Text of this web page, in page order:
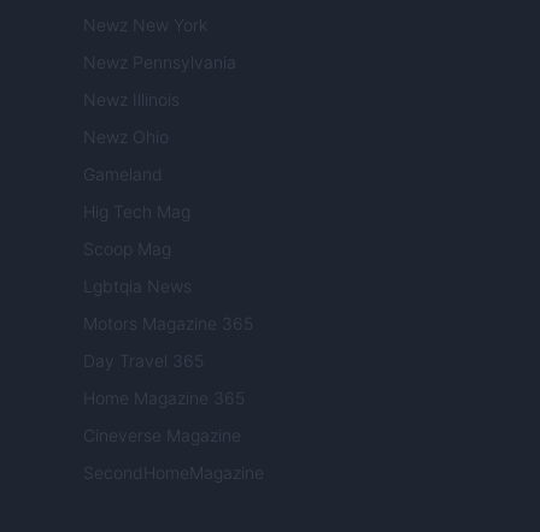
Newz New York
Newz Pennsylvania
Newz Illinois
Newz Ohio
Gameland
Hig Tech Mag
Scoop Mag
Lgbtqia News
Motors Magazine 365
Day Travel 365
Home Magazine 365
Cineverse Magazine
SecondHomeMagazine